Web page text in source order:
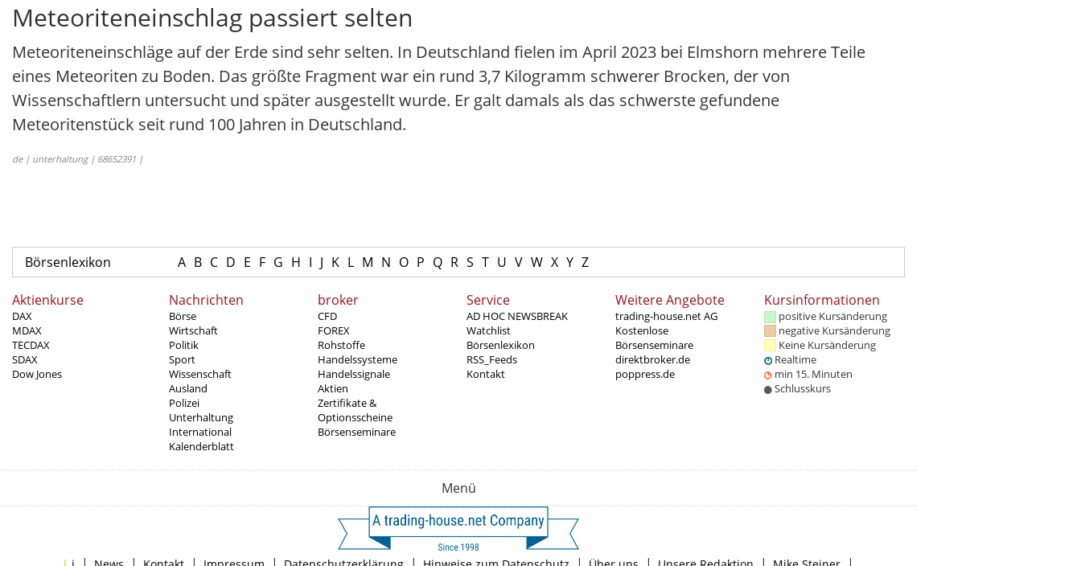
Meteoriteneinschlag passiert selten
Meteoriteneinschläge auf der Erde sind sehr selten. In Deutschland fielen im April 2023 bei Elmshorn mehrere Teile
eines Meteoriten zu Boden. Das größte Fragment war ein rund 3,7 Kilogramm schwerer Brocken, der von
Wissenschaftlern untersucht und später ausgestellt wurde. Er galt damals als das schwerste gefundene
Meteoritenstück seit rund 100 Jahren in Deutschland.
de | unterhaltung | 68652391 |
Börsenlexikon A B C D E F G H I J K L M N O P Q R S T U V W X Y Z
Aktienkurse
DAX
MDAX
TECDAX
SDAX
Dow Jones
Nachrichten
Börse
Wirtschaft
Politik
Sport
Wissenschaft
Ausland
Polizei
Unterhaltung
International
Kalenderblatt
broker
CFD
FOREX
Rohstoffe
Handelssysteme
Handelssignale
Aktien
Zertifikate &
Optionsscheine
Börsenseminare
Service
AD HOC NEWSBREAK
Watchlist
Börsenlexikon
RSS_Feeds
Kontakt
Weitere Angebote
trading-house.net AG
Kostenlose
Börsenseminare
direktbroker.de
poppress.de
Kursinformationen
positive Kursänderung
negative Kursänderung
Keine Kursänderung
Realtime
min 15. Minuten
Schlusskurs
Menü